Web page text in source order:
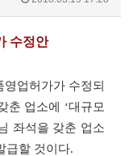
수정안
업허가가 수정되
춘 업소에 ‘대규모
좌석을 갖춘 업소
급할 것이다.